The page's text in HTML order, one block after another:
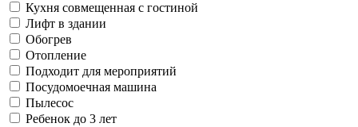
Кухня совмещенная с гостиной
Лифт в здании
Обогрев
Отопление
Подходит для мероприятий
Посудомоечная машина
Пылесос
Ребенок до 3 лет